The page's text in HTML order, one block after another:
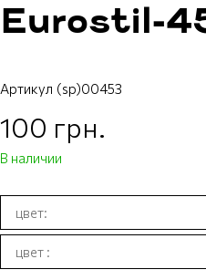
Eurostil-
Артикул (sp)00453
100 грн.
В наличии